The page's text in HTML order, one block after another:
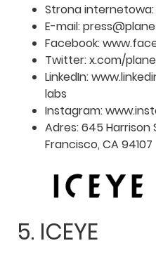
Strona
E-mail:
Facebook:
Twitter: x.com/
LinkedIn:
labs
Instagram:
Adres: 645 Harrison
Francisco, CA 94107
5. ICEYE